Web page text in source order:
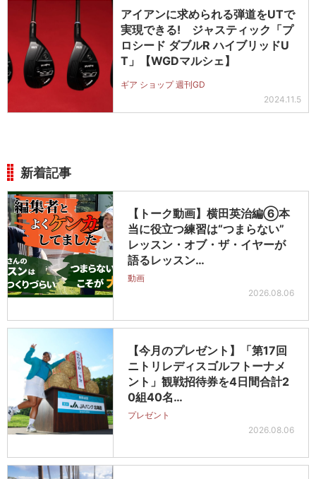
アイアンに求められる弾道をUTで
実現できる! ジャスティック「プ
ロシード ダブルR ハイブリッドU
T」【WGDマルシェ】
ギア ショップ 週刊GD
2024.11.5
新着記事
【トーク動画】横田英治編⑥本
当に役立つ練習は“つまらない”
レッスン・オブ・ザ・イヤーが
語るレッスン…
動画
2026.08.06
【今月のプレゼント】「第17回
ニトリレディスゴルフトーナメ
ント」観戦招待券を4日間合計2
0組40名…
プレゼント
2026.08.06